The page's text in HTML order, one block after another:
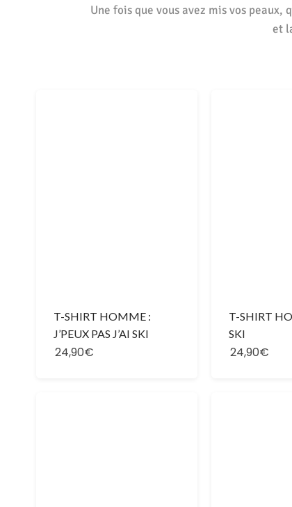
Une fois que vous avez mis vos peaux,
et
T-SHIRT HOMME :
J’PEUX PAS J’AI SKI
24,90€
T-SHIRT
SKI
24,90€